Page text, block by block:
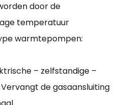
door de
temperatuur
warmtepompen:
– zelfstandige –
de gasaansluiting